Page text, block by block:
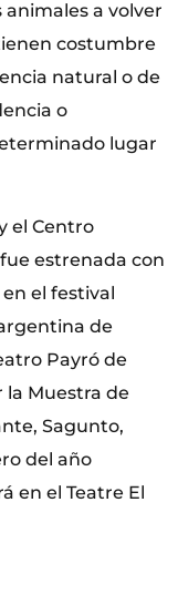
a volver
costumbre
natural o de
o
lugar
el Centro
estrenada con
el festival
de
Payró de
la Muestra de
Sagunto,
del año
en el Teatre El